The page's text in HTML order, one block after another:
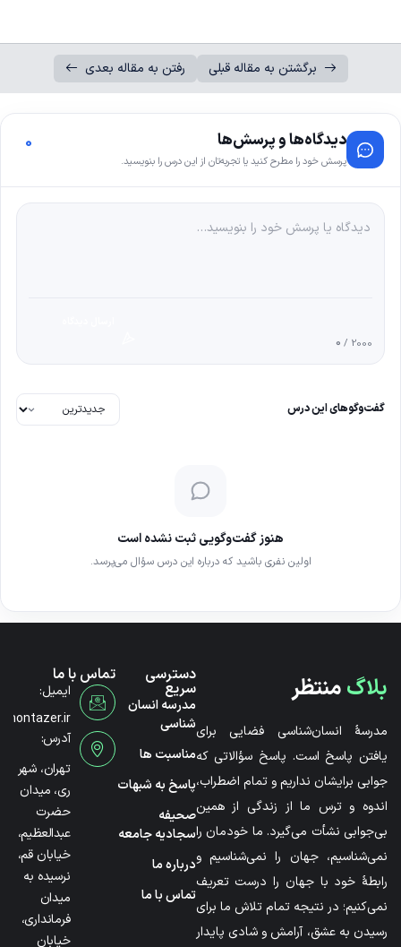
برگشتن به مقاله قبلی رفتن به مقاله بعدی
دیدگاه‌ها و پرسش‌ها
پرسش خود را مطرح کنید یا تجربه‌تان از این درس را بنویسید.
0
0 / 2000
گفت‌وگوهای این درس
هنوز گفت‌وگویی ثبت نشده است
اولین نفری باشید که درباره این درس سؤال می‌پرسد.
بلاگمنتظر
مدرسۀ انسان‌شناسی فضایی برای
یافتن پاسخ است. پاسخ سؤالاتی که
جوابی برایشان نداریم و تمام اضطراب،
اندوه و ترس ما از زندگی از همین
بی‌جوابی نشأت می‌گیرد. ما خودمان را
نمی‌شناسیم، جهان را نمی‌شناسیم و
رابطۀ خود با جهان را درست تعریف
نمی‌کنیم؛ در نتیجه تمام تلاش ما برای
رسیدن به عشق، آرامش و شادی پایدار
دسترسی
سریع
مدرسه انسان
شناسی
مناسبت ها
پاسخ به شبهات
صحیفه
سجادیه جامعه
درباره ما
تماس با ما
تماس با ما
ایمیل:
آدرس:
تهران، شهر
ری، میدان
حضرت
عبدالعظیم،
خیابان قم،
نرسیده به
میدان
فرمانداری،
خیابان